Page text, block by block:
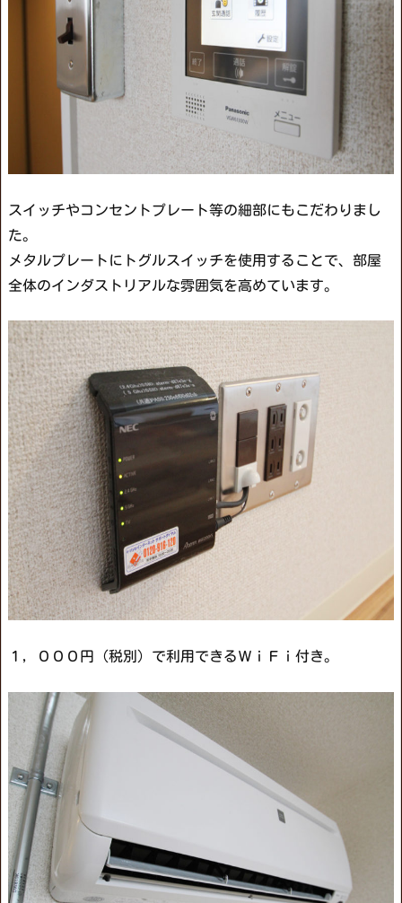
スイッチやコンセントプレート等の細部にもこだわりまし
た。
メタルプレートにトグルスイッチを使用することで、部屋
全体のインダストリアルな雰囲気を高めています。
１，０００円（税別）で利用できるＷｉＦｉ付き。